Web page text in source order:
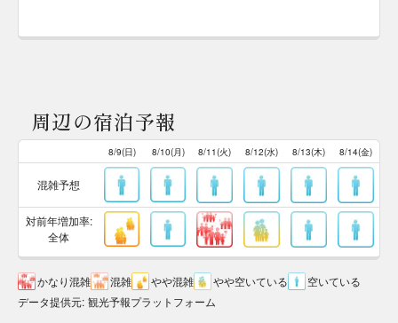
周辺の宿泊予報
8/9(日) 8/10(月) 8/11(火) 8/12(水) 8/13(木) 8/14(金)
混雑予想
対前年増加率:
全体
かなり混雑 混雑 やや混雑 やや空いている
空いている
データ提供元: 観光予報プラットフォーム